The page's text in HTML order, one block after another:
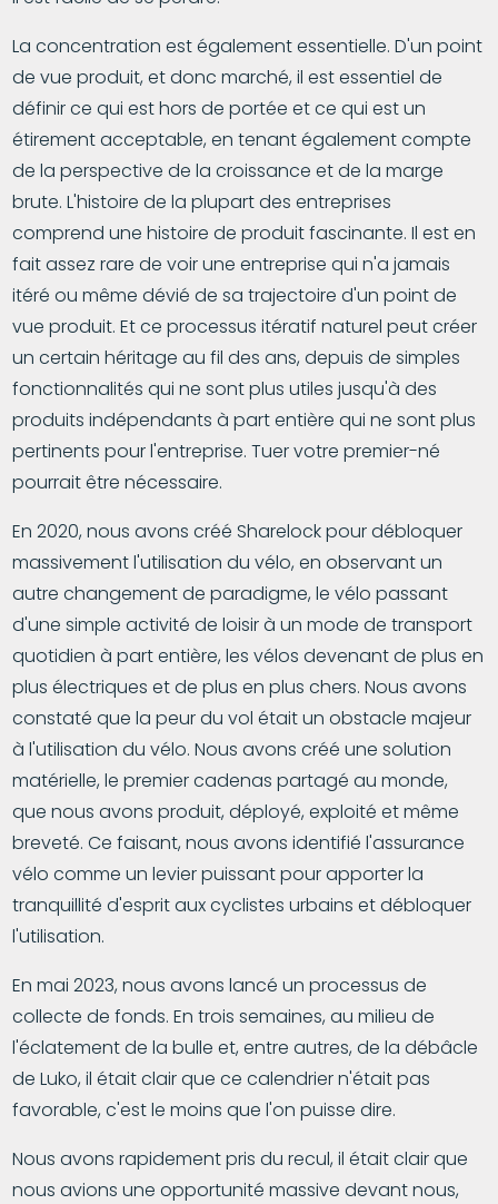
La concentration est également essentielle. D'un point
de vue produit, et donc marché, il est essentiel de
définir ce qui est hors de portée et ce qui est un
étirement acceptable, en tenant également compte
de la perspective de la croissance et de la marge
brute. L'histoire de la plupart des entreprises
comprend une histoire de produit fascinante. Il est en
fait assez rare de voir une entreprise qui n'a jamais
itéré ou même dévié de sa trajectoire d'un point de
vue produit. Et ce processus itératif naturel peut créer
un certain héritage au fil des ans, depuis de simples
fonctionnalités qui ne sont plus utiles jusqu'à des
produits indépendants à part entière qui ne sont plus
pertinents pour l'entreprise. Tuer votre premier-né
pourrait être nécessaire.
En 2020, nous avons créé Sharelock pour débloquer
massivement l'utilisation du vélo, en observant un
autre changement de paradigme, le vélo passant
d'une simple activité de loisir à un mode de transport
quotidien à part entière, les vélos devenant de plus en
plus électriques et de plus en plus chers. Nous avons
constaté que la peur du vol était un obstacle majeur
à l'utilisation du vélo. Nous avons créé une solution
matérielle, le premier cadenas partagé au monde,
que nous avons produit, déployé, exploité et même
breveté. Ce faisant, nous avons identifié l'assurance
vélo comme un levier puissant pour apporter la
tranquillité d'esprit aux cyclistes urbains et débloquer
l'utilisation.
En mai 2023, nous avons lancé un processus de
collecte de fonds. En trois semaines, au milieu de
l'éclatement de la bulle et, entre autres, de la débâcle
de Luko, il était clair que ce calendrier n'était pas
favorable, c'est le moins que l'on puisse dire.
Nous avons rapidement pris du recul, il était clair que
nous avions une opportunité massive devant nous,